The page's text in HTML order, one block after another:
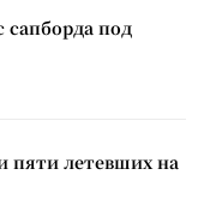
сапборда под
пяти летевших на